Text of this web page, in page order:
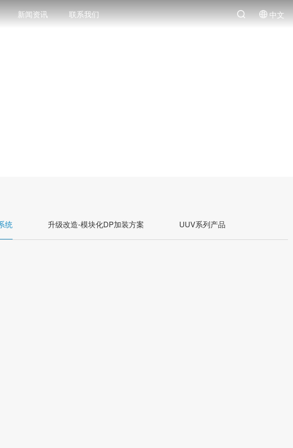
新闻资讯 联系我们 中文
统 升级改造-模块化DP加装方案 UUV系列产品